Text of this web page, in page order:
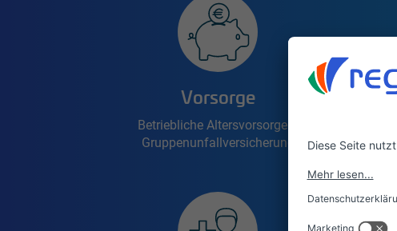
Vorsorge
Betriebliche Altersvorsorge &
Gruppenunfallversicherung